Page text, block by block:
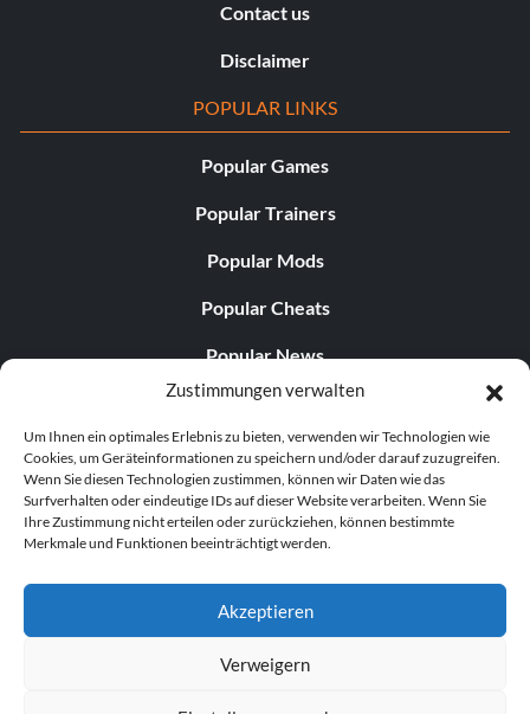
Zustimmungen verwalten
Um Ihnen ein optimales Erlebnis zu bieten, verwenden wir Technologien wie
Cookies, um Geräteinformationen zu speichern und/oder darauf zuzugreifen.
Wenn Sie diesen Technologien zustimmen, können wir Daten wie das
Surfverhalten oder eindeutige IDs auf dieser Website verarbeiten. Wenn Sie
Ihre Zustimmung nicht erteilen oder zurückziehen, können bestimmte
Merkmale und Funktionen beeinträchtigt werden.
Akzeptieren
Verweigern
Contact us
Disclaimer
POPULAR LINKS
Popular Games
Popular Trainers
Popular Mods
Popular Cheats
Popular News
Popular Editorials
Popular Free Games
LATEST UPDATES